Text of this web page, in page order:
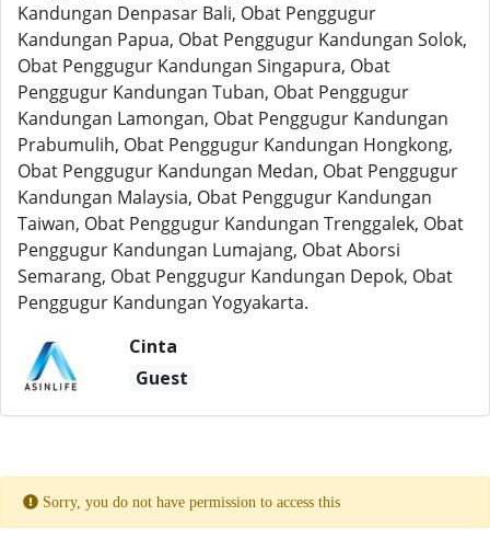
Kandungan Denpasar Bali, Obat Penggugur
Kandungan Papua, Obat Penggugur Kandungan Solok,
Obat Penggugur Kandungan Singapura, Obat
Penggugur Kandungan Tuban, Obat Penggugur
Kandungan Lamongan, Obat Penggugur Kandungan
Prabumulih, Obat Penggugur Kandungan Hongkong,
Obat Penggugur Kandungan Medan, Obat Penggugur
Kandungan Malaysia, Obat Penggugur Kandungan
Taiwan, Obat Penggugur Kandungan Trenggalek, Obat
Penggugur Kandungan Lumajang, Obat Aborsi
Semarang, Obat Penggugur Kandungan Depok, Obat
Penggugur Kandungan Yogyakarta.
Cinta
Guest
Sorry, you do not have permission to access this